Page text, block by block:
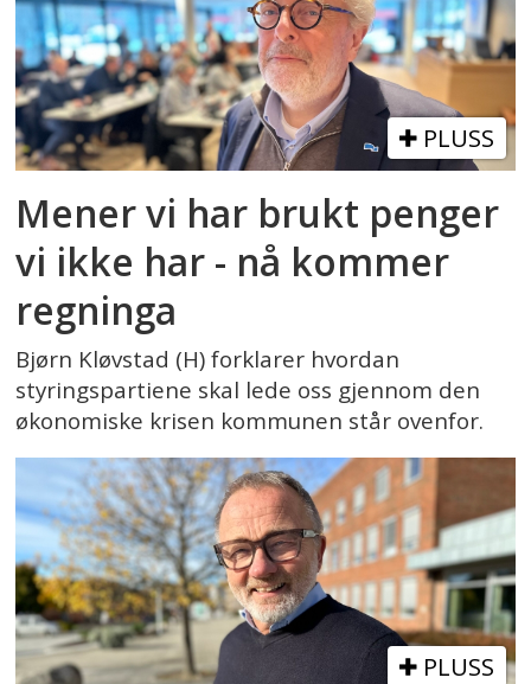
PLUSS
Mener vi har brukt penger
vi ikke har - nå kommer
regninga
Bjørn Kløvstad (H) forklarer hvordan
styringspartiene skal lede oss gjennom den
økonomiske krisen kommunen står ovenfor.
PLUSS